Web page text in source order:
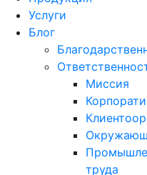
Услуги
Блог
Миссия
труда